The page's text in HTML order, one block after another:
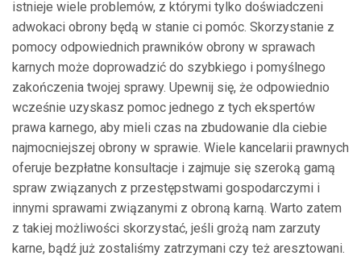
istnieje wiele problemów, z którymi tylko doświadczeni
adwokaci obrony będą w stanie ci pomóc. Skorzystanie z
pomocy odpowiednich prawników obrony w sprawach
karnych może doprowadzić do szybkiego i pomyślnego
zakończenia twojej sprawy. Upewnij się, że odpowiednio
wcześnie uzyskasz pomoc jednego z tych ekspertów
prawa karnego, aby mieli czas na zbudowanie dla ciebie
najmocniejszej obrony w sprawie. Wiele kancelarii prawnych
oferuje bezpłatne konsultacje i zajmuje się szeroką gamą
spraw związanych z przestępstwami gospodarczymi i
innymi sprawami związanymi z obroną karną. Warto zatem
z takiej możliwości skorzystać, jeśli grożą nam zarzuty
karne, bądź już zostaliśmy zatrzymani czy też aresztowani.